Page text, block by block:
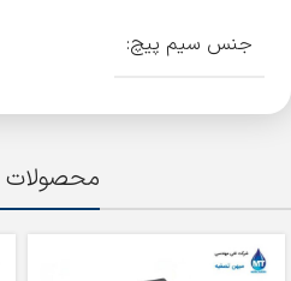
جنس سیم پیچ:
محصولات